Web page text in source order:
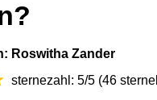
Roswitha Zander
sternezahl: 5/5 (46